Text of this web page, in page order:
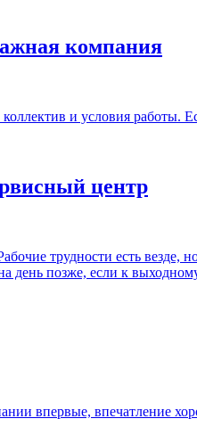
компания
и условия работы.
центр
трудности есть везде,
день позже, если к
впервые, впечатление